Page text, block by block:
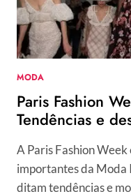
/
2021
MODA
Paris Fashion
Tendências e
A Paris Fashion Week
importantes da Moda
ditam tendências e